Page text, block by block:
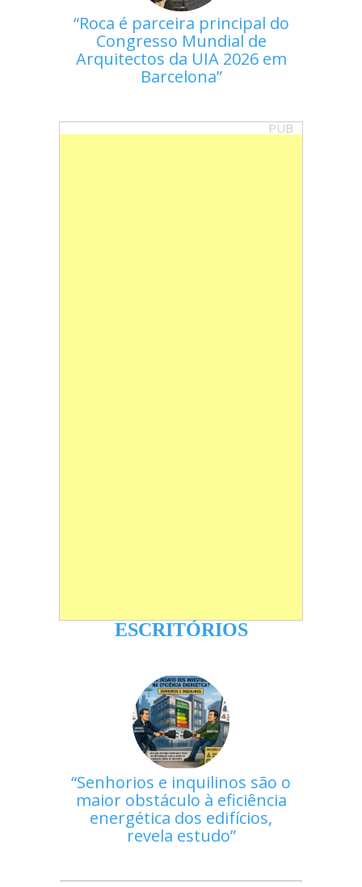
Roca é parceira principal do
Congresso Mundial de
Arquitectos da UIA 2026 em
Barcelona
PUB
ESCRITÓRIOS
Senhorios e inquilinos são o
maior obstáculo à eficiência
energética dos edifícios,
revela estudo